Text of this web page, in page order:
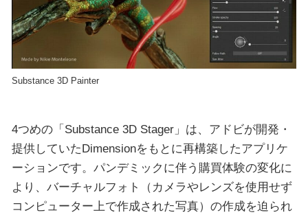
Substance 3D Painter
4つめの「Substance 3D Stager」は、アドビが開発・
提供していたDimensionをもとに再構築したアプリケ
ーションです。パンデミックに伴う購買体験の変化に
より、バーチャルフォト（カメラやレンズを使用せず
コンピューター上で作成された写真）の作成を迫られ